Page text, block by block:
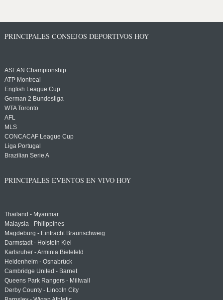
PRINCIPALES CONSEJOS DEPORTIVOS HOY
ASEAN Championship
ATP Montreal
English League Cup
German 2 Bundesliga
WTA Toronto
AFL
MLS
CONCACAF League Cup
Liga Portugal
Brazilian Serie A
PRINCIPALES EVENTOS EN VIVO HOY
Thailand - Myanmar
Malaysia - Philippines
Magdeburg - Eintracht Braunschweig
Darmstadt - Holstein Kiel
Karlsruher - Arminia Bielefeld
Heidenheim - Osnabrück
Cambridge United - Barnet
Queens Park Rangers - Millwall
Derby County - Lincoln City